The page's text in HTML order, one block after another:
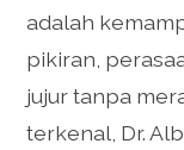
adalah
pikiran,
jujur tanpa
terkenal, Dr.